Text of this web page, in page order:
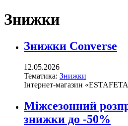
Знижки
Знижки Converse
12.05.2026
Тематика: Знижки
Інтернет-магазин
Міжсезонний
знижки до -50%